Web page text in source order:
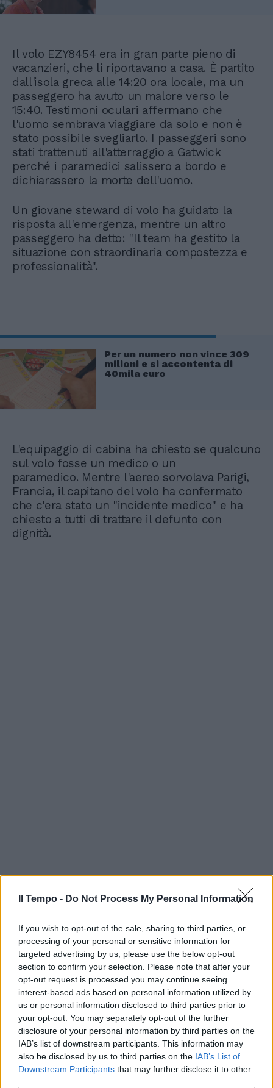
Il Tempo - Do Not Process My Personal Information
If you wish to opt-out of the sale, sharing to third parties, or
processing of your personal or sensitive information for
targeted advertising by us, please use the below opt-out
section to confirm your selection. Please note that after your
opt-out request is processed you may continue seeing
interest-based ads based on personal information utilized by
us or personal information disclosed to third parties prior to
your opt-out. You may separately opt-out of the further
disclosure of your personal information by third parties on the
IAB’s list of downstream participants. This information may
also be disclosed by us to third parties on the IAB’s List of
Downstream Participants that may further disclose it to other
Il volo EZY8454 era in gran parte pieno di
vacanzieri, che li riportavano a casa. È partito
dall'isola greca alle 14:20 ora locale, ma un
passeggero ha avuto un malore verso le
15:40. Testimoni oculari affermano che
l'uomo sembrava viaggiare da solo e non è
stato possibile svegliarlo. I passeggeri sono
stati trattenuti all'atterraggio a Gatwick
perché i paramedici salissero a bordo e
dichiarassero la morte dell'uomo.
Un giovane steward di volo ha guidato la
risposta all'emergenza, mentre un altro
passeggero ha detto: "Il team ha gestito la
situazione con straordinaria compostezza e
professionalità".
Per un numero non vince 309
milioni e si accontenta di
40mila euro
L'equipaggio di cabina ha chiesto se qualcuno
sul volo fosse un medico o un
paramedico. Mentre l'aereo sorvolava Parigi,
Francia, il capitano del volo ha confermato
che c'era stato un "incidente medico" e ha
chiesto a tutti di trattare il defunto con
dignità.